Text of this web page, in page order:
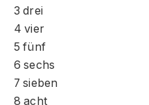
3 drei
4 vier
5 fünf
6 sechs
7 sieben
8 acht